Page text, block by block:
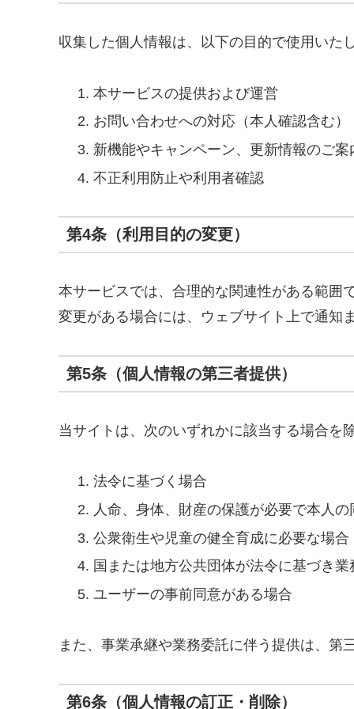
収集した個人情報は、以下の目的で使用いた
本サービスの提供および運営
お問い合わせへの対応（本人確認含む）
新機能やキャンペーン、更新情報のご案
不正利用防止や利用者確認
第4条（利用目的の変更）
本サービスでは、合理的な関連性がある範囲
変更がある場合には、ウェブサイト上で通知
第5条（個人情報の第三者提供）
当サイトは、次のいずれかに該当する場合を
法令に基づく場合
人命、身体、財産の保護が必要で本人
公衆衛生や児童の健全育成に必要な場合
国または地方公共団体が法令に基づき
ユーザーの事前同意がある場合
また、事業承継や業務委託に伴う提供は、第
第6条（個人情報の訂正・削除）